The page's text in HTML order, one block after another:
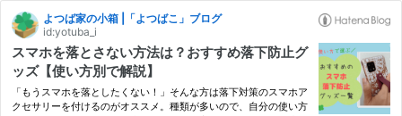
よつば家の小箱 |「よつばこ」ブログ
id:yotuba_i
スマホを落とさない方法は？おすすめ落下防止グ
ッズ【使い方別で解説】
「もうスマホを落としたくない！」そんな方は落下対策のスマホア
クセサリーを付けるのがオススメ。種類が多いので、自分の使い方